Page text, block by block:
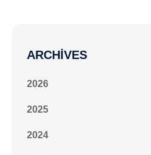
ARCHIVES
2026
2025
2024